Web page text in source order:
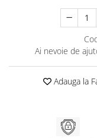
Despicatoare lemne
Mori & Batoze
Ai nevoie de
Adauga la